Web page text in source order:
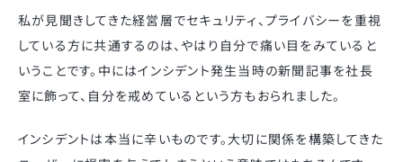
私が見聞きしてきた経営層でセキュリティ、プライバシーを重視
している方に共通するのは、やはり自分で痛い目をみていると
いうことです。中にはインシデント発生当時の新聞記事を社長
室に飾って、自分を戒めているという方もおられました。
インシデントは本当に辛いものです。大切に関係を構築してきた